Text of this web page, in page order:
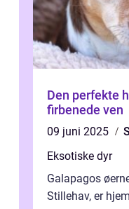
Den perfekte
firbenede ven
09 juni 2025
Eksotiske dyr
Galapagos
Stillehav, er